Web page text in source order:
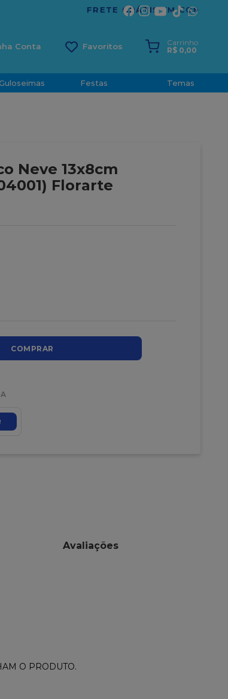
Conta
Carrinho
R$ 0,00
Festas Temas
Neve 13x8cm
Florarte
COMPRAR
Avaliações
O PRODUTO.